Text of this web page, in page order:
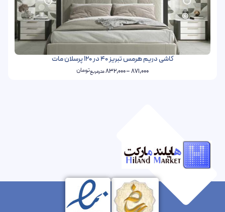
کاشی دریم هرمس تبریز 40 در 120 پرسلان مات
871,000
–
832,000مترمربعتومان